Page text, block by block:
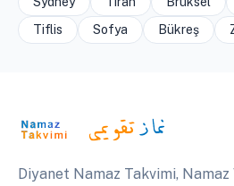
Tiflis
Sofya Bükreş
Diyanet Namaz Takvimi,